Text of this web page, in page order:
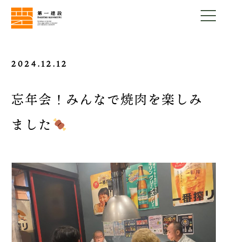
2024.12.12
忘年会！みんなで焼肉を楽しみ
ました